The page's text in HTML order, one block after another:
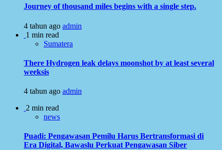
Journey of thousand miles begins with a single step.
4 tahun ago admin
1 min read
Sumatera
There Hydrogen leak delays moonshot by at least several
weeksis
4 tahun ago admin
2 min read
news
Puadi: Pengawasan Pemilu Harus Bertransformasi di
Era Digital, Bawaslu Perkuat Pengawasan Siber